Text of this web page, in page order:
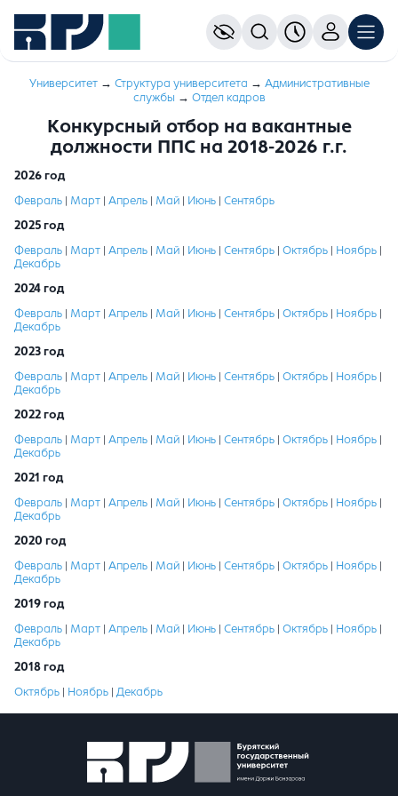
Университет→ Структура университета → Административные
службы → Отдел кадров
Конкурсный отбор на вакантные
должности ППС на 2018-2026 г.г.
2026 год
Февраль | Март | Апрель | Май | Июнь | Сентябрь
2025 год
Февраль | Март | Апрель | Май | Июнь | Сентябрь | Октябрь | Ноябрь |
Декабрь
2024 год
Февраль | Март | Апрель | Май | Июнь | Сентябрь | Октябрь | Ноябрь |
Декабрь
2023 год
Февраль | Март | Апрель | Май | Июнь | Сентябрь | Октябрь | Ноябрь |
Декабрь
2022 год
Февраль | Март | Апрель | Май | Июнь | Сентябрь | Октябрь | Ноябрь |
Декабрь
2021 год
Февраль | Март | Апрель | Май | Июнь | Сентябрь | Октябрь | Ноябрь |
Декабрь
2020 год
Февраль | Март | Апрель | Май | Июнь | Сентябрь | Октябрь | Ноябрь |
Декабрь
2019 год
Февраль | Март | Апрель | Май | Июнь | Сентябрь | Октябрь | Ноябрь |
Декабрь
2018 год
Октябрь | Ноябрь | Декабрь